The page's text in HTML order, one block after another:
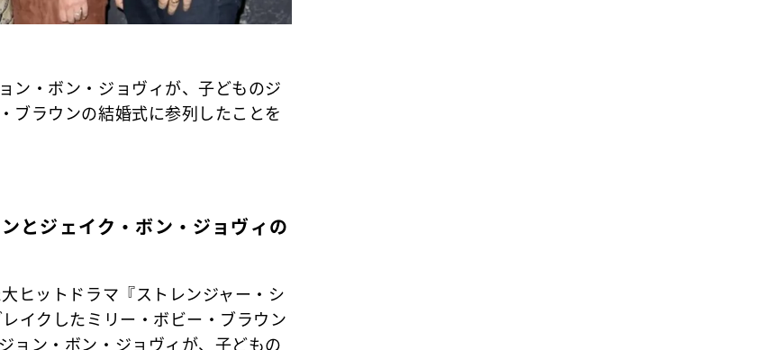
ン・ボン・ジョヴィが、子どものジ
ブラウンの結婚式に参列したことを
とジェイク・ボン・ジョヴィの
ヒットドラマ『ストレンジャー・シ
イクしたミリー・ボビー・ブラウン
ョン・ボン・ジョヴィが、子どもの